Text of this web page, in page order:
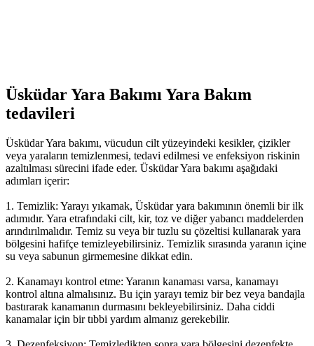
Üsküdar Yara Bakımı Yara Bakım
tedavileri
Üsküdar Yara bakımı, vücudun cilt yüzeyindeki kesikler, çizikler
veya yaraların temizlenmesi, tedavi edilmesi ve enfeksiyon riskinin
azaltılması sürecini ifade eder. Üsküdar Yara bakımı aşağıdaki
adımları içerir:
1. Temizlik: Yarayı yıkamak, Üsküdar yara bakımının önemli bir ilk
adımıdır. Yara etrafındaki cilt, kir, toz ve diğer yabancı maddelerden
arındırılmalıdır. Temiz su veya bir tuzlu su çözeltisi kullanarak yara
bölgesini hafifçe temizleyebilirsiniz. Temizlik sırasında yaranın içine
su veya sabunun girmemesine dikkat edin.
2. Kanamayı kontrol etme: Yaranın kanaması varsa, kanamayı
kontrol altına almalısınız. Bu için yarayı temiz bir bez veya bandajla
bastırarak kanamanın durmasını bekleyebilirsiniz. Daha ciddi
kanamalar için bir tıbbi yardım almanız gerekebilir.